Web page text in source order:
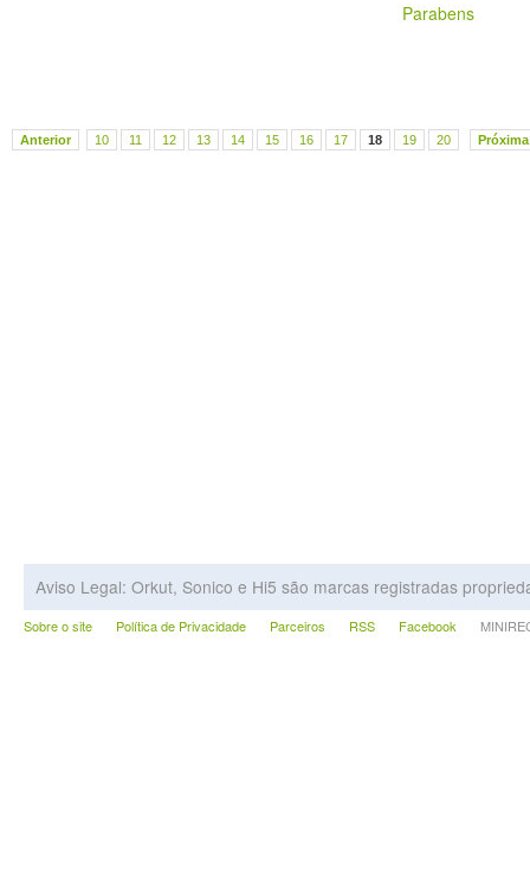
Parabens
Anterior 10 11 12 13 14 15 16 17 18 19 20 Próxima
Aviso Legal: Orkut, Sonico e Hi5 são marcas registradas
Sobre o site Política de Privacidade Parceiros RSS Facebook